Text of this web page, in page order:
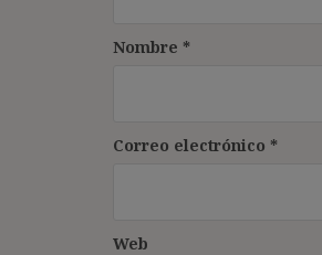
Nombre *
Correo electrónico *
Web